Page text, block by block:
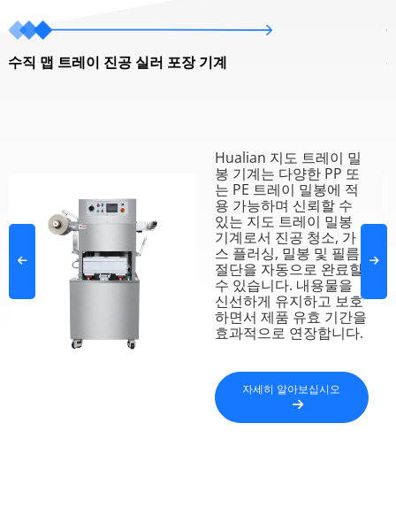
수직 맵 트레이 진공 실러 포장 기계
Hualian 지도 트레이 밀
봉 기계는 다양한 PP 또
는 PE 트레이 밀봉에 적
용 가능하며 신뢰할 수
있는 지도 트레이 밀봉
기계로서 진공 청소, 가
스 플러싱, 밀봉 및 필름
절단을 자동으로 완료할
수 있습니다. 내용물을
신선하게 유지하고 보호
하면서 제품 유효 기간을
효과적으로 연장합니다.
자세히 알아보십시오